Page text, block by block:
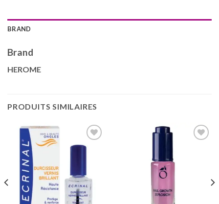
BRAND
Brand
HEROME
PRODUITS SIMILAIRES
d’envies